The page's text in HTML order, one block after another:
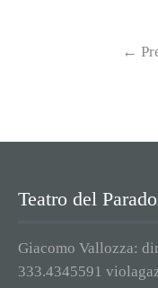
←
Teatro del
Giacomo Vallozza:
333.4345591